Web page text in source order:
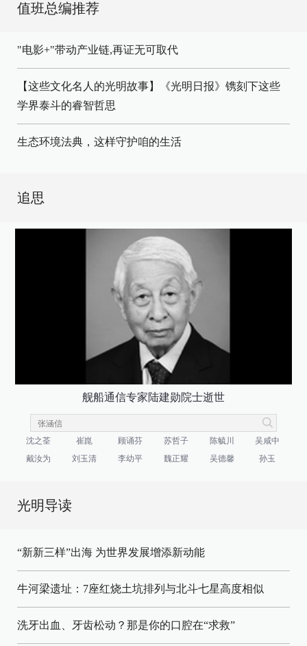
值班总编推荐
"电影+"带动产业链,再证无可取代
【这些文化名人的光明故事】《光明日报》镌刻下这些
学界泰斗的睿智哲思
生态环境法典，这样守护咱的生活
追思
舰船通信专家陆建勋院士逝世
沈之荃 崔崑 顾诵芬 苏哲子 陈毓川
吴咸中
戴汝为
刘玉清 李幼平 魏正耀 吴德馨 孙玉
光明导读
“新新三样”出海 为世界发展增添新动能
牛河梁遗址：7座红烧土坑排列与北斗七星高度相似
洗牙出血、牙齿松动？那是你的口腔在“求救”